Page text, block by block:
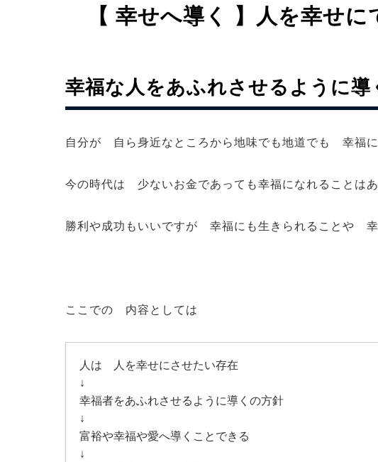
【 幸せへ導く 】人を幸せに
幸福な人をあふれさせるように導
自分が 自ら身近なところから地味でも地道でも 幸福
今の時代は 少ないお金であっても幸福になれることは
勝利や成功もいいですが 幸福にも生きられることや
ここでの 内容としては
人は 人を幸せにさせたい存在
↓
幸福者をあふれさせるように導くの方針
↓
富裕や幸福や愛へ導くことできる
↓